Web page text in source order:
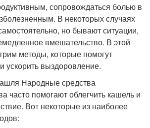
сопровождаться болью в
В некоторых случаях
но бывают ситуации,
вмешательство. В этой
методы, которые помогут
ускорить выздоровление.
Народные средства
часто помогают облегчить кашель и
Вот некоторые из наиболее